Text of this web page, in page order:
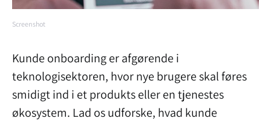
Screenshot
Kunde onboarding er afgørende i
teknologisektoren, hvor nye brugere skal føres
smidigt ind i et produkts eller en tjenestes
økosystem. Lad os udforske, hvad kunde